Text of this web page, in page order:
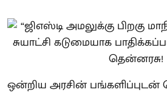
ஒன்றிய அரசின் பங்களிப்புடன்